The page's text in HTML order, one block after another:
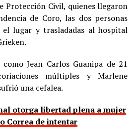
Protección Civil, quienes llegaron
de Coro, las dos personas
lugar y trasladadas al hospital
Jean Carlos Guanipa de 21
múltiples y Marlene
una cefalea.
otorga libertad plena a mujer
Correa de intentar